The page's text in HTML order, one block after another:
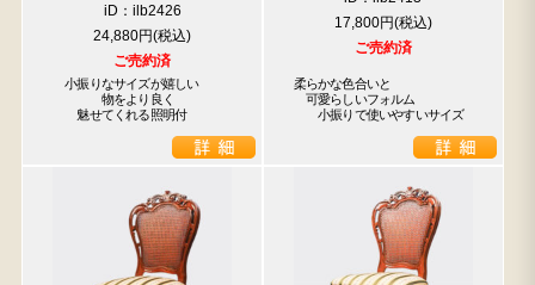
iD：ilb2426
24,880円
ご売約済
小振りなサイズが嬉しい
物をより良く
魅せてくれる照明付
17,800円
ご売約済
柔らかな色合いと
可愛らしいフォルム
小振りで使いやすいサイズ